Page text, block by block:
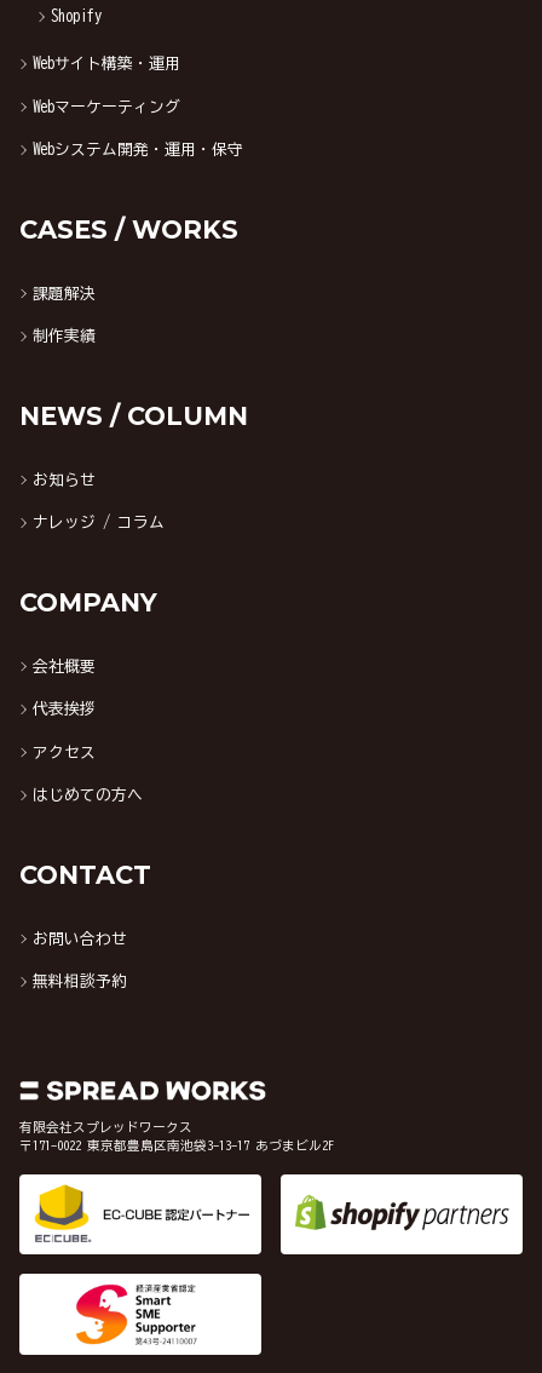
Shopify
Webサイト構築・運用
Webマーケーティング
Webシステム開発・運用・保守
CASES / WORKS
課題解決
制作実績
NEWS / COLUMN
お知らせ
ナレッジ / コラム
COMPANY
会社概要
代表挨拶
アクセス
はじめての方へ
CONTACT
お問い合わせ
無料相談予約
有限会社スプレッドワークス
〒171-0022 東京都豊島区南池袋3-13-17 あづまビル2F